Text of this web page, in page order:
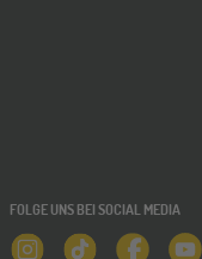
FOLGE UNS BEI SOCIAL MEDIA